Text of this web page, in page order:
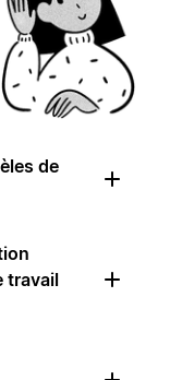
de
travail